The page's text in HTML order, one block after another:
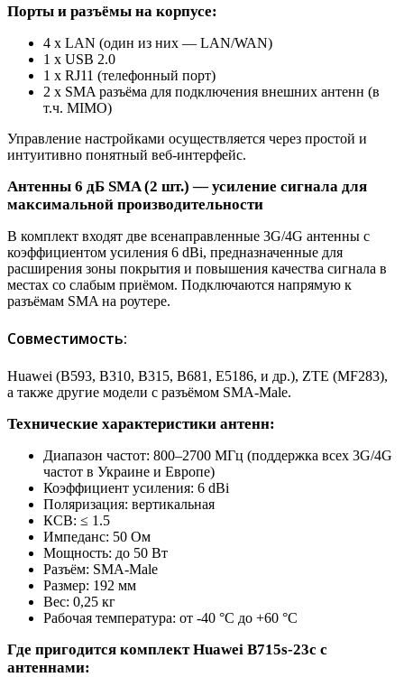
Порты и разъёмы на корпусе:
4 x LAN (один из них — LAN/WAN)
1 x USB 2.0
1 x RJ11 (телефонный порт)
2 x SMA разъёма для подключения внешних антенн (в
т.ч. MIMO)
Управление настройками осуществляется через простой и
интуитивно понятный веб-интерфейс.
Антенны 6 дБ SMA (2 шт.) — усиление сигнала для
максимальной производительности
В комплект входят две всенаправленные 3G/4G антенны с
коэффициентом усиления 6 dBi, предназначенные для
расширения зоны покрытия и повышения качества сигнала в
местах со слабым приёмом. Подключаются напрямую к
разъёмам SMA на роутере.
Совместимость:
Huawei (B593, B310, B315, B681, E5186, и др.), ZTE (MF283),
а также другие модели с разъёмом SMA-Male.
Технические характеристики антенн:
Диапазон частот: 800–2700 МГц (поддержка всех 3G/4G
частот в Украине и Европе)
Коэффициент усиления: 6 dBi
Поляризация: вертикальная
КСВ: ≤ 1.5
Импеданс: 50 Ом
Мощность: до 50 Вт
Разъём: SMA-Male
Размер: 192 мм
Вес: 0,25 кг
Рабочая температура: от -40 °C до +60 °C
Где пригодится комплект Huawei B715s-23c с
антеннами: